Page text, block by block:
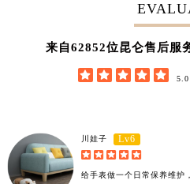
来自62852位昆仑售后服
     5.0
川娃子 Lv6
    
给手表做一个日常保养维护